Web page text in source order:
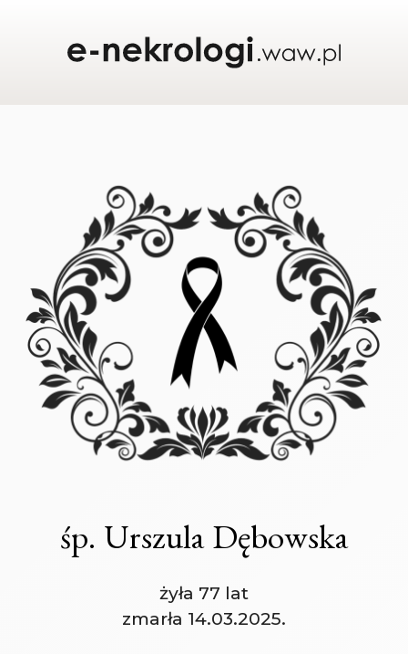
śp. Urszula Dębowska
żyła 77 lat
zmarła 14.03.2025.